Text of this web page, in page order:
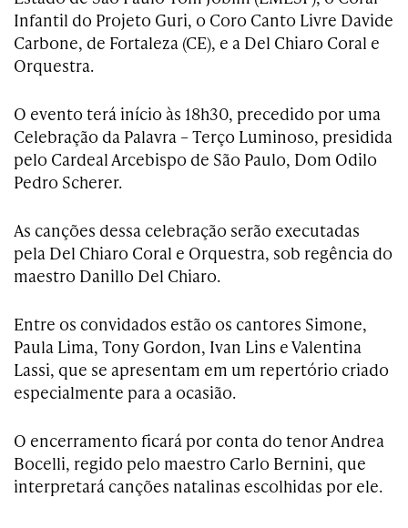
Infantil do Projeto Guri, o Coro Canto Livre Davide
Carbone, de Fortaleza (CE), e a Del Chiaro Coral e
Orquestra.
O evento terá início às 18h30, precedido por uma
Celebração da Palavra – Terço Luminoso, presidida
pelo Cardeal Arcebispo de São Paulo, Dom Odilo
Pedro Scherer.
As canções dessa celebração serão executadas
pela Del Chiaro Coral e Orquestra, sob regência do
maestro Danillo Del Chiaro.
Entre os convidados estão os cantores Simone,
Paula Lima, Tony Gordon, Ivan Lins e Valentina
Lassi, que se apresentam em um repertório criado
especialmente para a ocasião.
O encerramento ficará por conta do tenor Andrea
Bocelli, regido pelo maestro Carlo Bernini, que
interpretará canções natalinas escolhidas por ele.